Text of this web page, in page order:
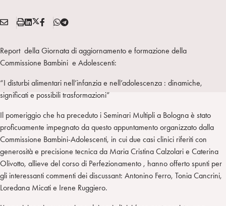
Condividi:
E
A
I
S
m
a
L
n
d
i
X
T
t
t
r
F
T
e
r
a
Report della Giornata di aggiornamento e formazione della
Commissione Bambini e Adolescenti:
“I disturbi alimentari nell’infanzia e nell’adolescenza : dinamiche,
significati e possibili trasformazioni”
Il pomeriggio che ha preceduto i Seminari Multipli a Bologna è stato
proficuamente impegnato da questo appuntamento organizzato dalla
Commissione Bambini-Adolescenti, in cui due casi clinici riferiti con
generosità e precisione tecnica da Maria Cristina Calzolari e Caterina
Olivotto, allieve del corso di Perfezionamento , hanno offerto spunti per
gli interessanti commenti dei discussant: Antonino Ferro, Tonia Cancrini,
Loredana Micati e Irene Ruggiero.